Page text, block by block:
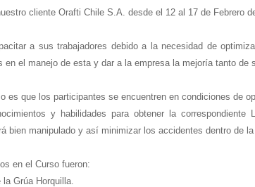
cliente Orafti Chile S.A. desde el 12 al 17 de Febrero
a sus trabajadores debido a la necesidad de
en el manejo de esta y dar a la empresa la mejoría tanto de
es que los participantes se encuentren en condiciones de
y habilidades para obtener la
bien manipulado y así minimizar los accidentes dentro de la
en el Curso fueron:
Grúa Horquilla.